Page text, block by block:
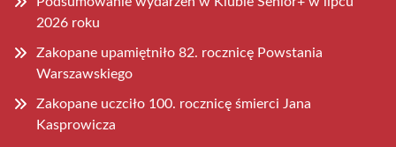
2026 roku
Zakopane upamiętniło 82. rocznicę Powstania
Warszawskiego
Zakopane uczciło 100. rocznicę śmierci Jana
Kasprowicza